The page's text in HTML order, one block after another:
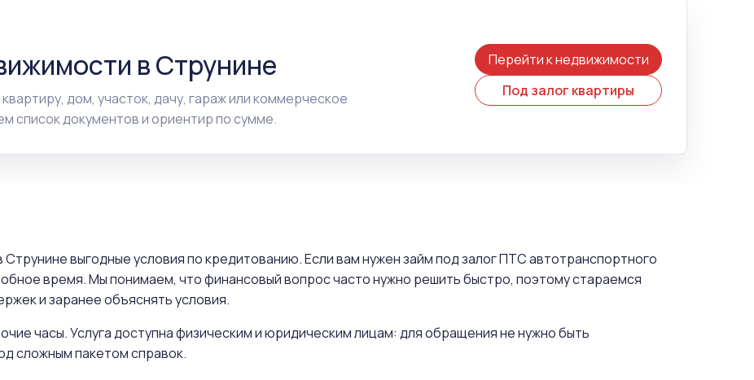
в Струнине
дом, участок, дачу, гараж или коммерческое
список документов и ориентир по сумме.
Перейти к недвижимости
Под залог квартиры
выгодные условия по кредитованию. Если вам нужен займ под залог ПТС автотранспортного
время. Мы понимаем, что финансовый вопрос часто нужно решить быстро, поэтому стараемся
и заранее объяснять условия.
часы. Услуга доступна физическим и юридическим лицам: для обращения не нужно быть
сложным пакетом справок.